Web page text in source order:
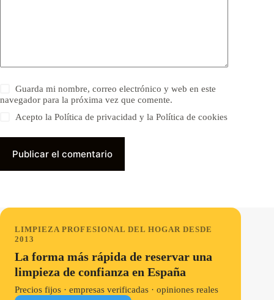
Guarda mi nombre, correo electrónico y web en este
navegador para la próxima vez que comente.
Acepto la Política de privacidad y la Política de cookies
Publicar el comentario
LIMPIEZA PROFESIONAL DEL HOGAR DESDE
2013
La forma más rápida de reservar una
limpieza de confianza en España
Precios fijos · empresas verificadas · opiniones reales